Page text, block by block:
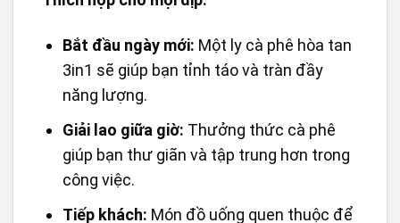
gian xay cà phê, đong đo, pha chế…
Phù hợp với mọi lứa tuổi:Từ người trẻ
đến người lớn tuổi đều có thể thưởng
thức.
Thích hợp cho mọi dịp:
Bắt đầu ngày mới:
3in1 sẽ giúp bạn tỉnh táo và tràn đầy